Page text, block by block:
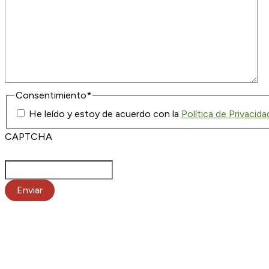
Consentimiento*
He leído y estoy de acuerdo con la Política de
CAPTCHA